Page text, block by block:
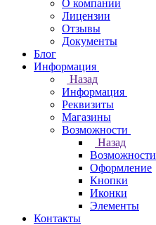
О компании
Лицензии
Отзывы
Документы
Блог
Информация
Назад
Информация
Реквизиты
Магазины
Возможности
Назад
Возможности
Оформление
Кнопки
Иконки
Элементы
Контакты